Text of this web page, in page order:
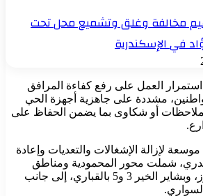
مخالفة وغلق وتشميع محل تحت
في الإسكندرية
العمل على رفع كفاءة المرافق
مشددة على جاهزية أجهزة الحي
ملاحظات أو شكاوى بما يضمن الحفاظ على
لإزالة الإشغالات والتعديات وإعادة
شملت محور المحمودية ومناطق
بشاير الخير 1 و2 بكرموز، وبشاير الخير 3 و5 بالقباري، إلى جانب